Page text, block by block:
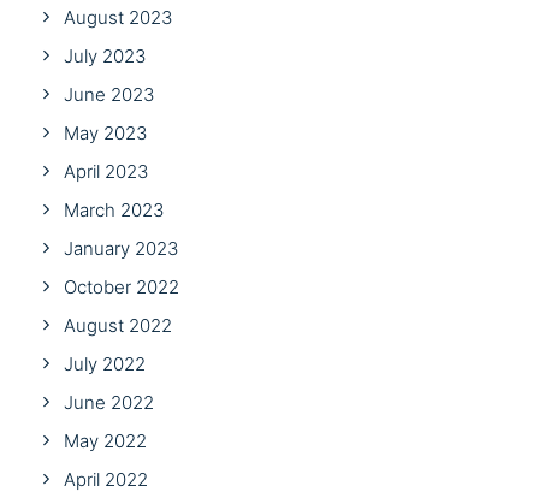
August 2023
July 2023
June 2023
May 2023
April 2023
March 2023
January 2023
October 2022
August 2022
July 2022
June 2022
May 2022
April 2022